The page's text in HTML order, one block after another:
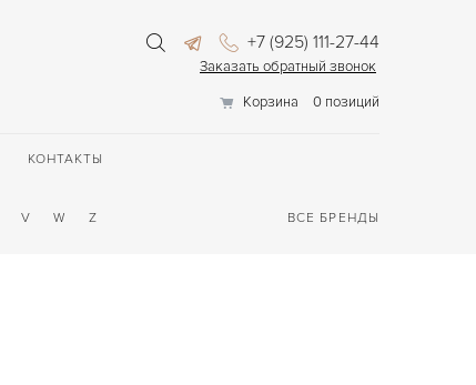
+7 (925) 111-27-44
Заказать обратный звонок
Корзина
0 позиций
КОНТАКТЫ
V W Z ВСЕ БРЕНДЫ